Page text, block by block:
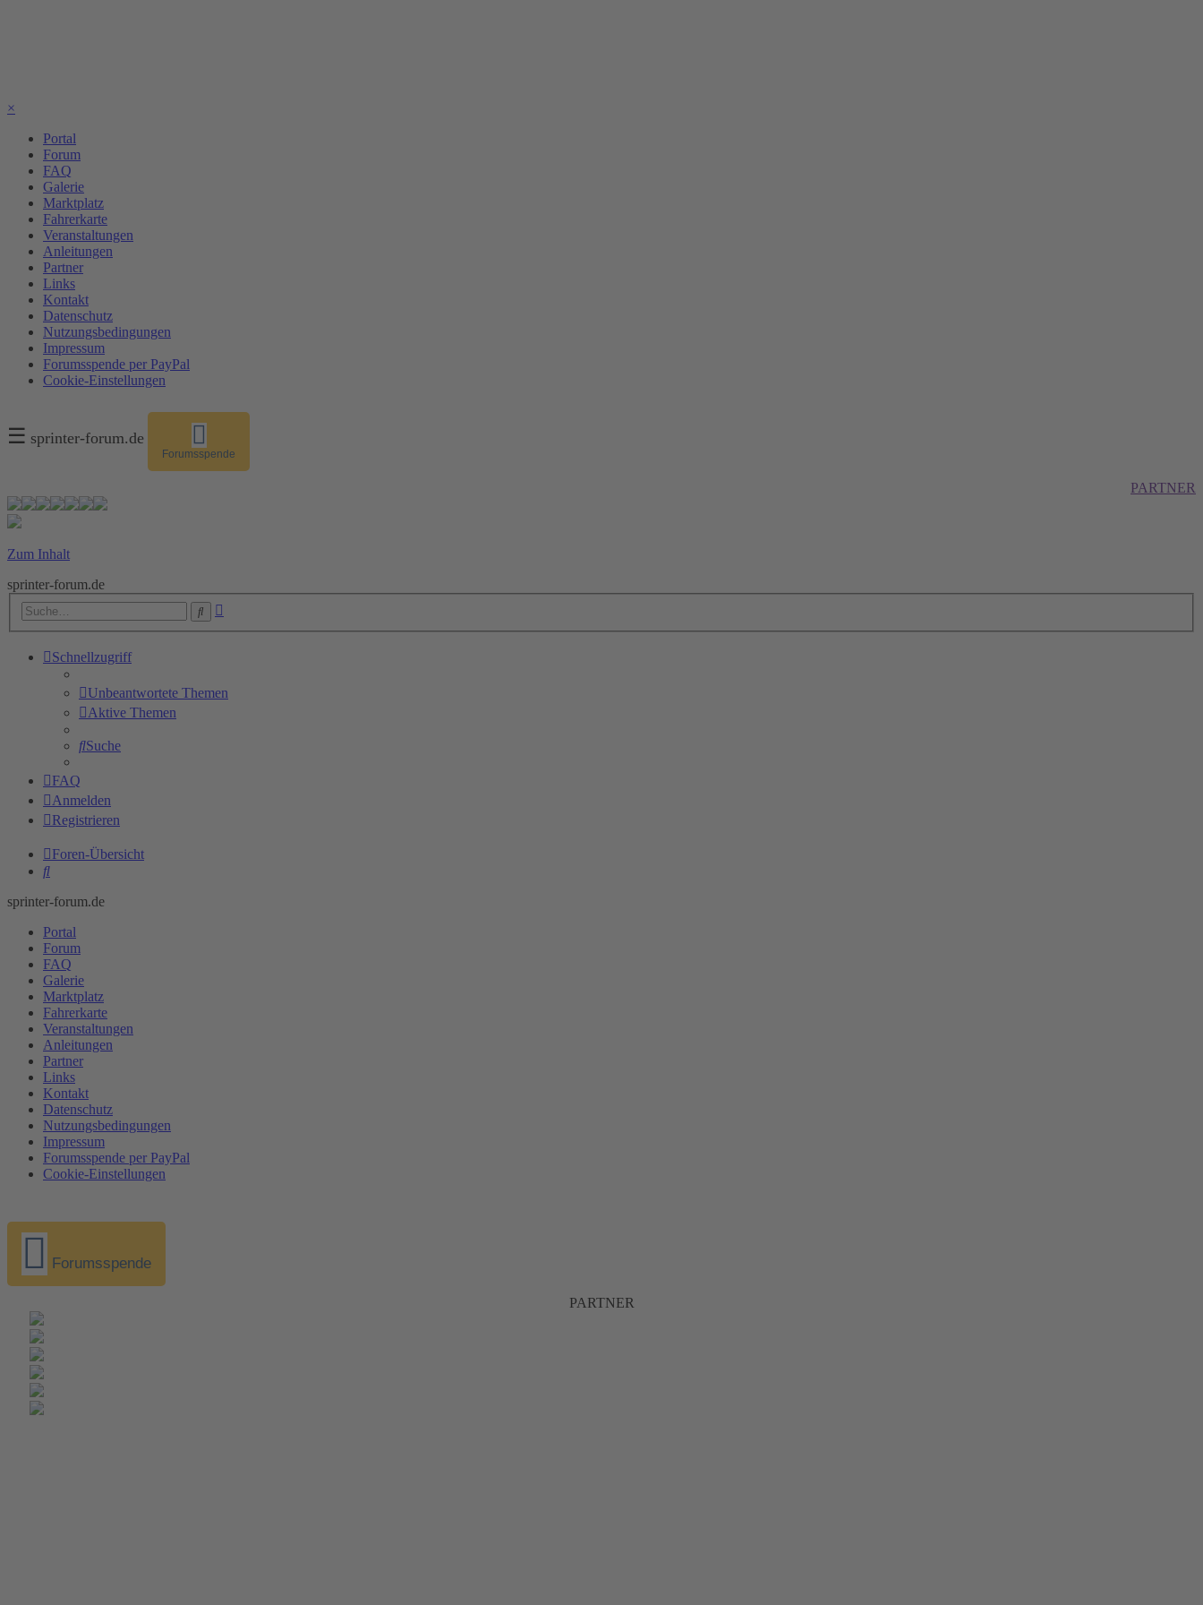
×
Portal
Forum
FAQ
Galerie
Marktplatz
Fahrerkarte
Veranstaltungen
Anleitungen
Partner
Links
Kontakt
Datenschutz
Nutzungsbedingungen
Impressum
Forumsspende per PayPal
Cookie-Einstellungen
☰ sprinter-forum.de
Forumsspende
PARTNER
Zum Inhalt
sprinter-forum.de
Suche
Schnellzugriff
Unbeantwortete Themen
Aktive Themen
Suche
FAQ
Anmelden
Registrieren
Foren-Übersicht
Suche
sprinter-forum.de
Portal
Forum
FAQ
Galerie
Marktplatz
Fahrerkarte
Veranstaltungen
Anleitungen
Partner
Links
Kontakt
Datenschutz
Nutzungsbedingungen
Impressum
Forumsspende per PayPal
Cookie-Einstellungen
Forumsspende
PARTNER